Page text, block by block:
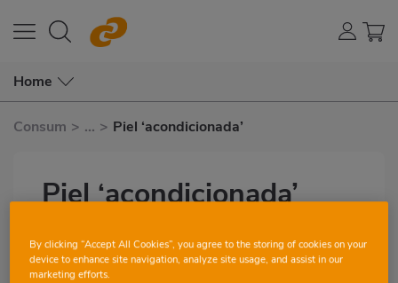
Home
Consum > ... > Piel ‘acondicionada’
Piel ‘acondicionada’
por Amparo Martínez
By clicking “Accept All Cookies”, you agree to the storing of cookies on your
device to enhance site navigation, analyze site usage, and assist in our
marketing efforts.